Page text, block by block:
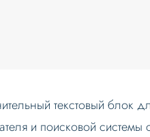
текстовый блок
и поисковой